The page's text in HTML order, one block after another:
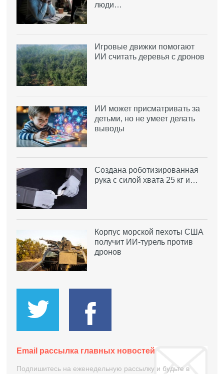
люди…
Игровые движки помогают
ИИ считать деревья с дронов
ИИ может присматривать за
детьми, но не умеет делать
выводы
Создана роботизированная
рука с силой хвата 25 кг и…
Корпус морской пехоты США
получит ИИ-турель против
дронов
Email рассылка главных новостей
Подпишитесь на еженедельную рассылку и будьте в